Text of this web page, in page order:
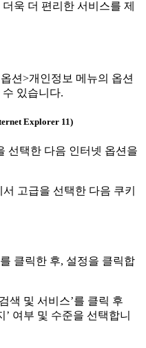
욱 더 편리한 서비스를 제
션>개인정보 메뉴의 옵션
있습니다.
Explorer 11)
선택한 다음 인터넷 옵션을
고급을 선택한 다음 쿠키
클릭한 후, 설정을 클릭합
색 및 서비스’를 클릭 후
’ 여부 및 수준을 선택합니